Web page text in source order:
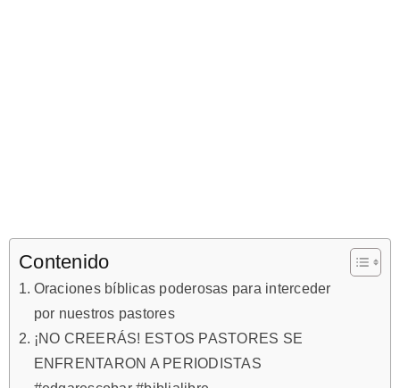
Contenido
Oraciones bíblicas poderosas para interceder
por nuestros pastores
¡NO CREERÁS! ESTOS PASTORES SE
ENFRENTARON A PERIODISTAS